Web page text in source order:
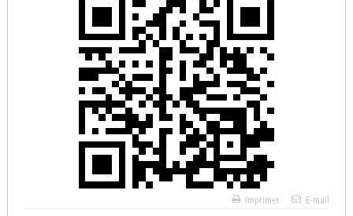
Imprimer E-mail